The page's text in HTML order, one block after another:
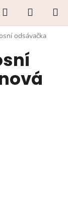
Hledat
KOŠÍK
odsávačka